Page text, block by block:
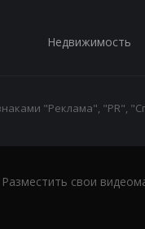
Недвижимость
"Реклама", "PR",
Разместить свои